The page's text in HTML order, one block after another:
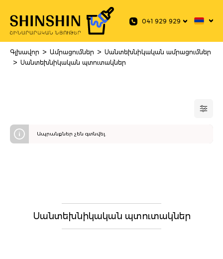
041 929 929
Գլխավոր > Ամրացումներ > Սանտեխնիկական ամրացումներ
> Սանտեխնիկական պտուտակներ
Ապրանքներ չեն գտնվել.
Սանտեխնիկական պտուտակներ